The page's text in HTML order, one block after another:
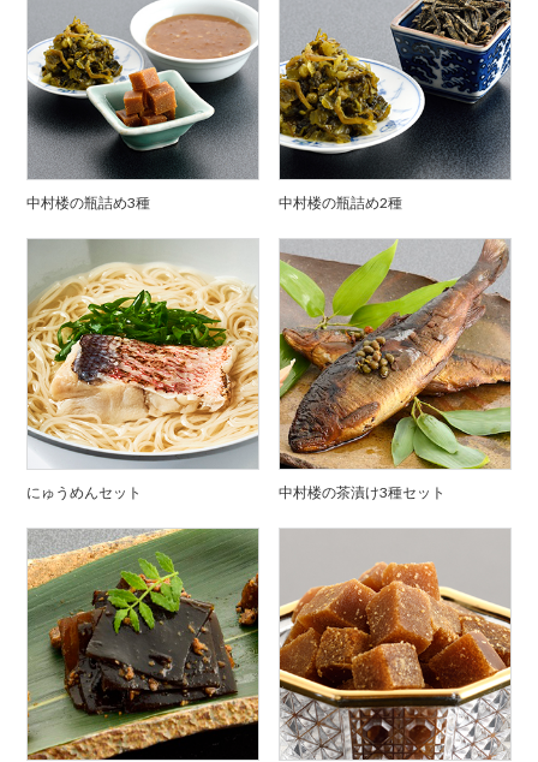
中村楼の瓶詰め3種 中村楼の瓶詰め2種
にゅうめんセット 中村楼の茶漬け3種セット